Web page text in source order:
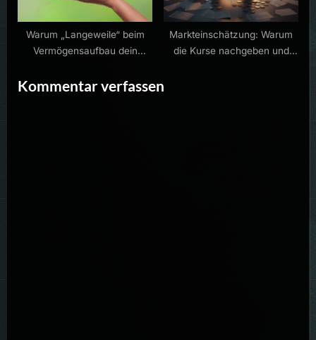
Warum „Langeweile“ beim
Vermögensaufbau dein
Markteinschätzung: Warum
die Kurse nachgeben und
Kommentar verfassen